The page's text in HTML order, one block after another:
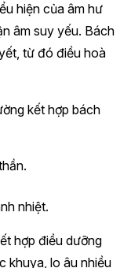
hiện của âm hư
âm suy yếu. Bách
từ đó điều hoà
kết hợp bách
nhiệt.
hợp điều dưỡng
khuya, lo âu nhiều